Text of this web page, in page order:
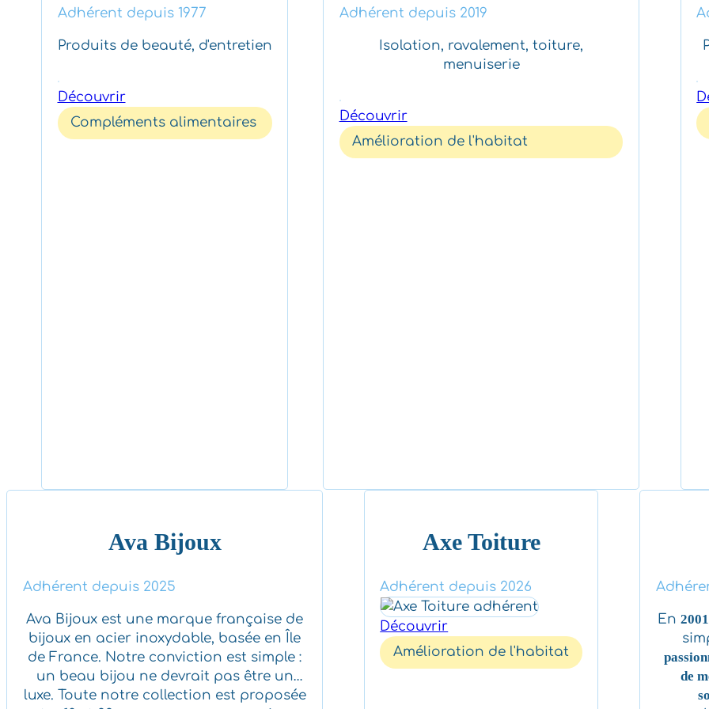
ont pu créer leur propre activité, en
financier initial.
Adhérent depuis 1977
Produits de beauté, d'entretien
Découvrir
Compléments alimentaires
Adhérent depuis 2019
Isolation, ravalement, toiture,
menuiserie
Découvrir
Amélioration de l'habitat
Ava Bijoux
Adhérent depuis 2025
Ava Bijoux est une marque française de
bijoux en acier inoxydable, basée en Île
de France. Notre conviction est simple :
un beau bijou ne devrait pas être un
luxe. Toute notre collection est proposée
Axe Toiture
Adhérent depuis 2026
Découvrir
Amélioration de l'habitat
En 2001
de